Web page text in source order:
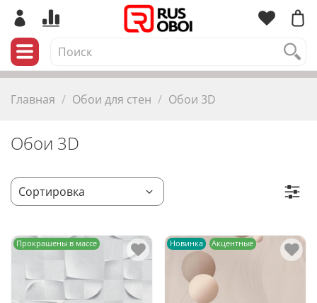
Главная Обои для стен Обои 3D
Обои 3D
Прокрашены в массе Новинка Акцентные